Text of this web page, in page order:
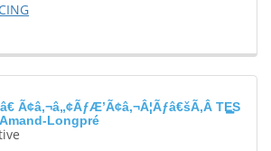
Ã¢â‚¬â„¢ÃƒÆ’Ã¢â‚¬Â¦Ãƒâ€šÃ‚Â TES
Longpré